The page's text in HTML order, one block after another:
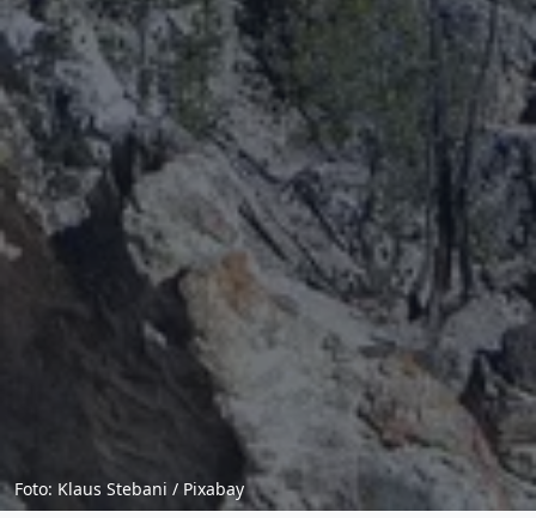
Foto: Klaus Stebani / Pixabay